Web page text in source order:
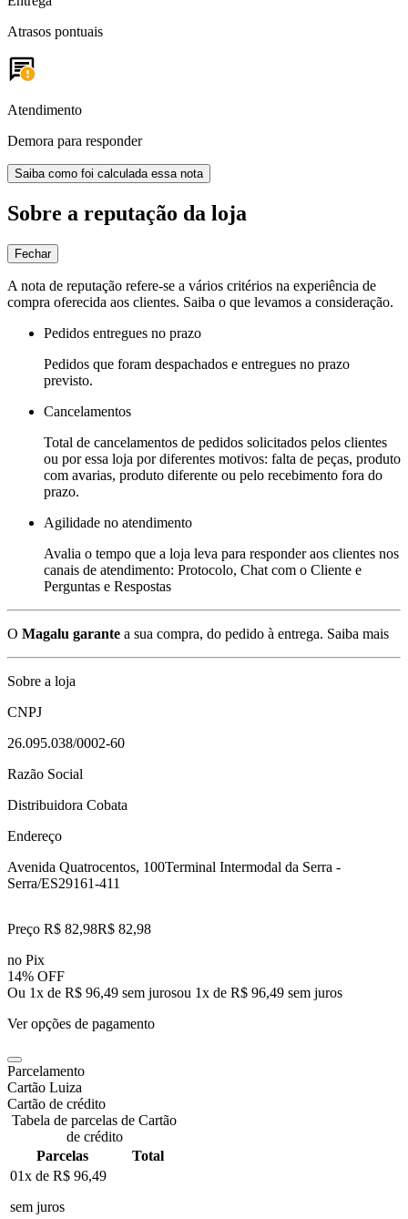
Atrasos pontuais
Atendimento
Demora para responder
Saiba como foi calculada essa nota
Sobre a reputação da loja
Fechar
A nota de reputação refere-se a vários critérios na experiência de
compra oferecida aos clientes. Saiba o que levamos a consideração.
Pedidos entregues no prazo
Pedidos que foram despachados e entregues no prazo
previsto.
Cancelamentos
Total de cancelamentos de pedidos solicitados pelos clientes
ou por essa loja por diferentes motivos: falta de peças, produto
com avarias, produto diferente ou pelo recebimento fora do
prazo.
Agilidade no atendimento
Avalia o tempo que a loja leva para responder aos clientes nos
canais de atendimento: Protocolo, Chat com o Cliente e
Perguntas e Respostas
O Magalu garante a sua compra, do pedido à entrega. Saiba mais
Sobre a loja
CNPJ
26.095.038/0002-60
Razão Social
Distribuidora Cobata
Endereço
Avenida Quatrocentos, 100Terminal Intermodal da Serra -
Serra/ES29161-411
Preço R$ 82,98R$ 82,98
no Pix
14% OFF
Ou 1x de R$ 96,49 sem jurosou 1x de R$ 96,49 sem juros
Ver opções de pagamento
Parcelamento
Cartão Luiza
Cartão de crédito
Tabela de parcelas de Cartão
de crédito
Parcelas
Total
01x de R$ 96,49
sem juros